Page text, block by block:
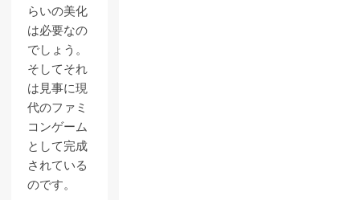
らいの美化
は必要なの
でしょう。
そしてそれ
は見事に現
代のファミ
コンゲーム
として完成
されている
のです。